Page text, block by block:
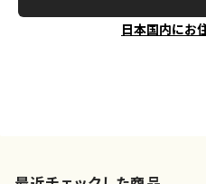
日本国内にお